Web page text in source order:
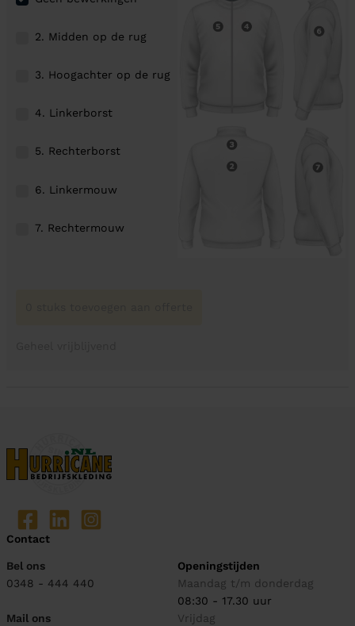
2. Midden op de rug
3. Hoogachter op de rug
4. Linkerborst
5. Rechterborst
6. Linkermouw
7. Rechtermouw
Contact
Bel ons
0348 - 444 440
Mail ons
Openingstijden
Maandag t/m donderdag
08:30 - 17.30 uur
Vrijdag